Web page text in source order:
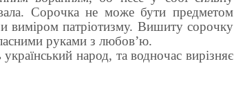
Сорочка не може бути предметом
виміром патріотизму. Вишиту сорочку
руками з любов’ю.
народ, та водночас вирізняє